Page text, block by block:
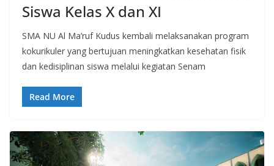
Siswa Kelas X dan XI
SMA NU Al Ma’ruf Kudus kembali melaksanakan program
kokurikuler yang bertujuan meningkatkan kesehatan fisik
dan kedisiplinan siswa melalui kegiatan Senam
Read More